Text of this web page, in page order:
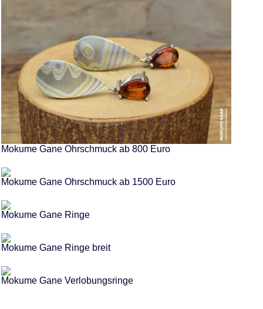
Mokume Gane Ohrschmuck ab 800 Euro
Mokume Gane Ohrschmuck ab 1500 Euro
Mokume Gane Ringe
Mokume Gane Ringe breit
Mokume Gane Verlobungsringe